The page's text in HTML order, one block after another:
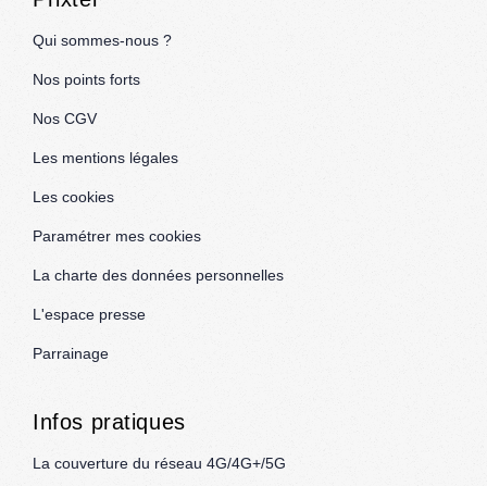
Qui sommes-nous ?
Nos points forts
Nos CGV
Les mentions légales
Les cookies
Paramétrer mes cookies
La charte des données personnelles
L'espace presse
Parrainage
Infos pratiques
La couverture du réseau 4G/4G+/5G